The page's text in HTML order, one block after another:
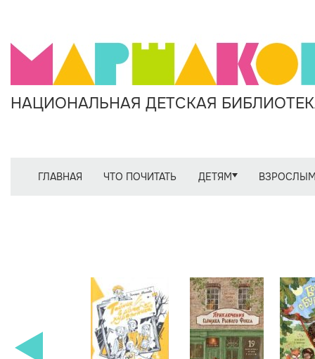
НАЦИОНАЛЬНАЯ ДЕТСКАЯ
ГЛАВНАЯ ЧТО ПОЧИТАТЬ ДЕТЯМ